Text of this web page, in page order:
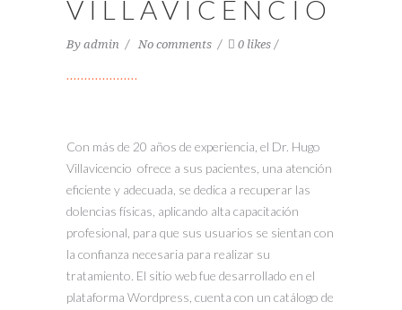
VILLAVICENCIO
By admin No comments 0 likes
Con más de 20 años de experiencia, el Dr. Hugo
Villavicencio ofrece a sus pacientes, una atención
eficiente y adecuada, se dedica a recuperar las
dolencias físicas, aplicando alta capacitación
profesional, para que sus usuarios se sientan con
la confianza necesaria para realizar su
tratamiento. El sitio web fue desarrollado en el
plataforma Wordpress, cuenta con un catálogo de